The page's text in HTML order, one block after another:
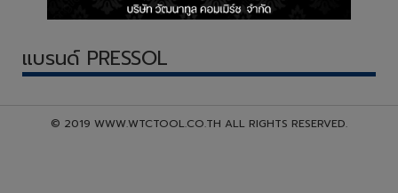
แบรนด์ PRESSOL
© 2019 WWW.WTCTOOL.CO.TH ALL RIGHTS RESERVED.